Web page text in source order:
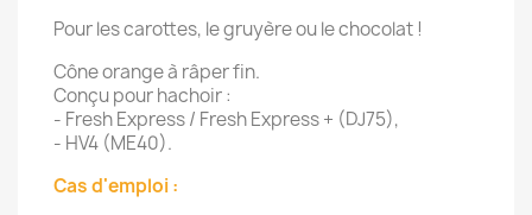
Pour les carottes, le gruyère ou le chocolat !
Cône orange à râper fin.
Conçu pour hachoir :
- Fresh Express / Fresh Express + (DJ75),
- HV4 (ME40).
Cas d'emploi :